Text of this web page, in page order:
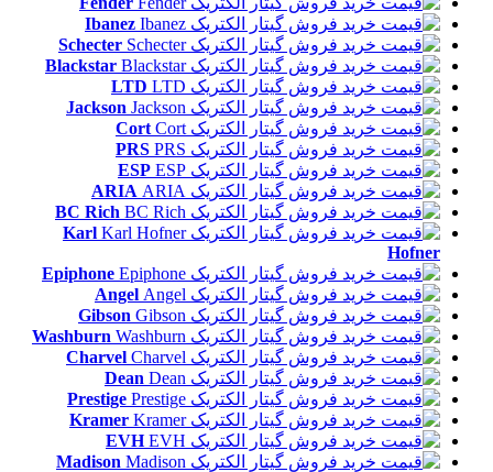
Ibanez
Schecter
Blackstar
LTD
Jackson
Cort
PRS
ESP
ARIA
BC Rich
Karl
Hofner
Epiphone
Angel
Gibson
Washburn
Charvel
Dean
Prestige
Kramer
EVH
Madison